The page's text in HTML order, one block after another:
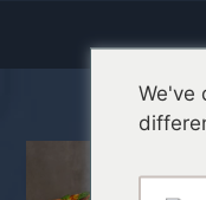
We've